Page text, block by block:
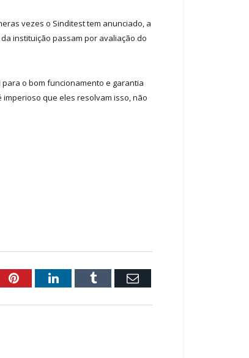
vezes o Sinditest tem anunciado, a
instituição passam por avaliação do
o bom funcionamento e garantia
que eles resolvam isso, não
PinterestLinkedInTumblr Email